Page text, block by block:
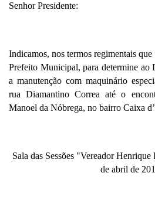
Senhor Presidente:
Indicamos, nos termos regimentais
Prefeito Municipal, para determine ao
a manutenção com maquinário
rua Diamantino Correa até o
Manoel da Nóbrega, no bairro Caixa
Sala das Sessões "Vereador
de abril de